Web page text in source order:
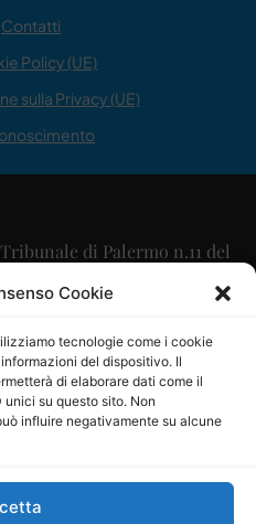
Cookie
tecnologie come i cookie
del dispositivo. Il
di elaborare dati come il
su questo sito. Non
influire negativamente su alcune
Contatti
Policy (UE)
sulla Privacy (UE)
di Palermo n.11 del
2015
Maurizio Scaglione
Maria Calabrese